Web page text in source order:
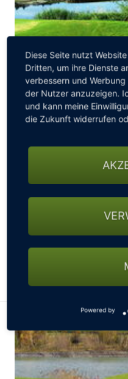
Das Golfarrangement"3-
Frühstücksbuffet, 2 x 3-
Abend, Golf unlimited: 3
Loch
Doppelzimmer ab 475,00 €
Diese Seite nutzt
Dritten, um ihre Dienste
verbessern und
der Nutzer anzuzeigen.
und kann meine
die Zukunft widerrufen
Powered by